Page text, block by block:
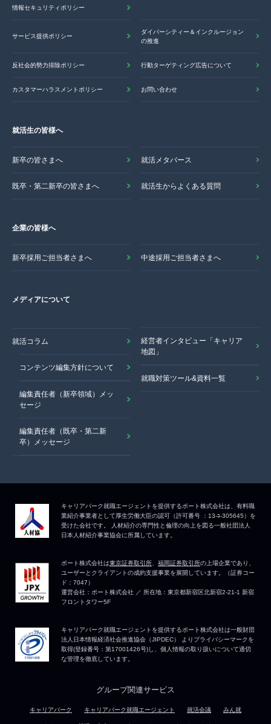
情報セキュリティポリシー
サービス提供ポリシー
ダイバーシティー＆インクルージョン
の推進
反社会的勢力排除ポリシー 行動ターゲティング広告について
カスタマーハラスメントポリシー お問い合わせ
就活生の皆様へ
新卒の皆さまへ 就活メタバース
既卒・第二新卒の皆さまへ 就活生からよくある質問
企業の皆様へ
新卒採用ご担当者さまへ 中途採用ご担当者さまへ
メディアについて
就活コラム
コンテンツ編集方針について
編集責任者（新卒領域）メッ
セージ
編集責任者（既卒・第二新
卒）メッセージ
経営者インタビュー「キャリア
地図」
就職対策ツール&資料一覧